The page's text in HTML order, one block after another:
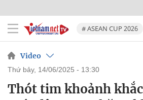
# ASEAN CUP 2026
Video
thứ bảy, 14/06/2025 - 13:30
Thót tim khoảnh